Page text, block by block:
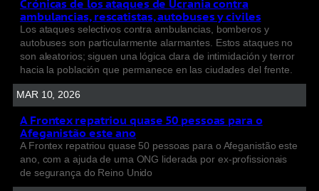
Crónicas de los ataques de Ucrania contra
ambulancias, rescatistas, autobuses y civiles
Los ataques selectivos contra ambulancias, bomberos y
autobuses son particularmente alarmantes. Estos ataques no
son aleatorios; siguen una lógica clara de intimidación y terror
hacia la población que permanece en las ciudades del frente.
MAR 10, 2026
A Frontex repatriou quase 50 pessoas para o
Afeganistão este ano
A Frontex repatriou quase 50 pessoas para o Afeganistão este
ano, com a ajuda de uma ONG liderada por ex-profissionais
de segurança do Reino Unido